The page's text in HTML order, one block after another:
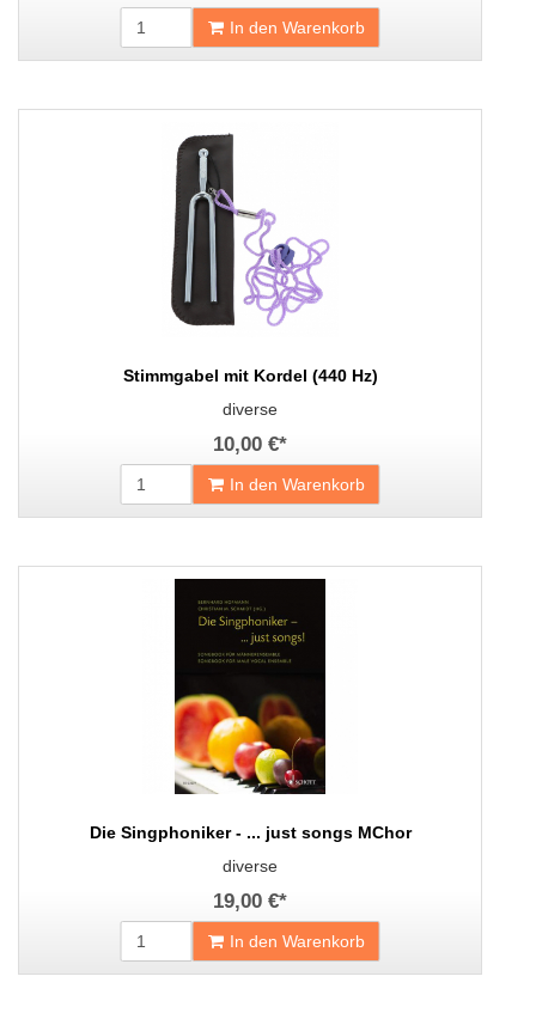
In den Warenkorb
Stimmgabel mit Kordel (440 Hz)
diverse
10,00 €*
In den Warenkorb
Die Singphoniker - ... just songs MChor
diverse
19,00 €*
In den Warenkorb